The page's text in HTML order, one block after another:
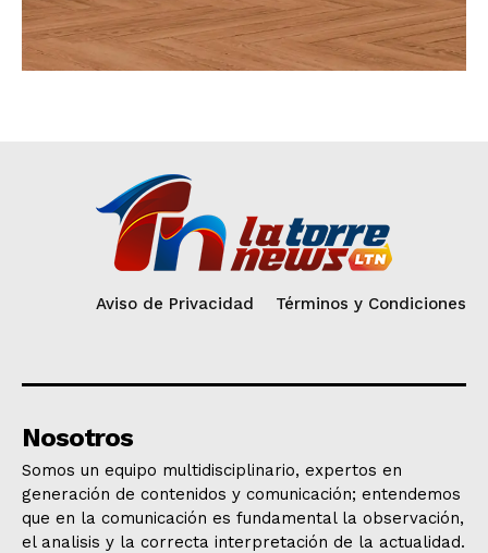
Aviso de Privacidad Términos y Condiciones
Nosotros
Somos un equipo multidisciplinario, expertos en
generación de contenidos y comunicación; entendemos
que en la comunicación es fundamental la observación,
el analisis y la correcta interpretación de la actualidad.